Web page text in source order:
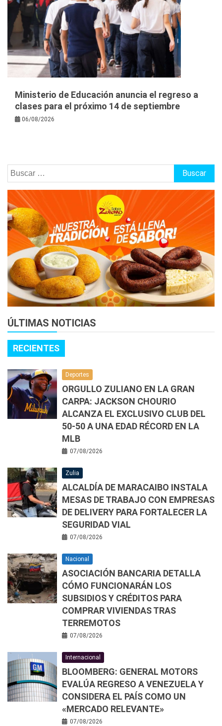
Ministerio de Educación anuncia el regreso a
clases para el próximo 14 de septiembre
06/08/2026
Buscar:
ÚLTIMAS NOTICIAS
RECIENTES
Deportes
ORGULLO ZULIANO EN LA GRAN
CARPA: JACKSON CHOURIO
ALCANZA EL EXCLUSIVO CLUB DEL
50-50 A UNA EDAD RÉCORD EN LA
MLB
07/08/2026
Zulia
ALCALDÍA DE MARACAIBO INSTALA
MESAS DE TRABAJO CON EMPRESAS
DE DELIVERY PARA FORTALECER LA
SEGURIDAD VIAL
07/08/2026
Nacional
ASOCIACIÓN BANCARIA DETALLA
CÓMO FUNCIONARÁN LOS
SUBSIDIOS Y CRÉDITOS PARA
COMPRAR VIVIENDAS TRAS
TERREMOTOS
07/08/2026
Internacional
BLOOMBERG: GENERAL MOTORS
EVALÚA REGRESO A VENEZUELA Y
CONSIDERA EL PAÍS COMO UN
«MERCADO RELEVANTE»
07/08/2026